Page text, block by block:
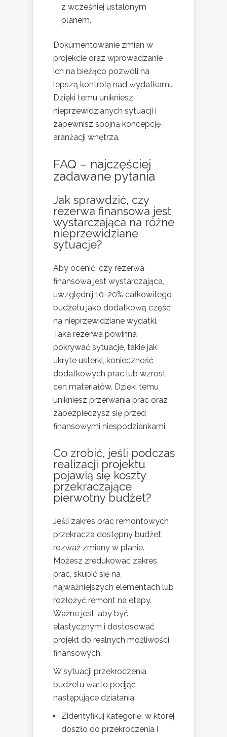
z wcześniej ustalonym
planem.
Dokumentowanie zmian w
projekcie oraz wprowadzanie
ich na bieżąco pozwoli na
lepszą kontrolę nad wydatkami.
Dzięki temu unikniesz
nieprzewidzianych sytuacji i
zapewnisz spójną koncepcję
aranżacji wnętrza.
FAQ – najczęściej
zadawane pytania
Jak sprawdzić, czy
rezerwa finansowa jest
wystarczająca na różne
nieprzewidziane
sytuacje?
Aby ocenić, czy rezerwa
finansowa jest wystarczająca,
uwzględnij 10-20% całkowitego
budżetu jako dodatkową część
na nieprzewidziane wydatki.
Taka rezerwa powinna
pokrywać sytuacje, takie jak
ukryte usterki, konieczność
dodatkowych prac lub wzrost
cen materiałów. Dzięki temu
unikniesz przerwania prac oraz
zabezpieczysz się przed
finansowymi niespodziankami.
Co zrobić, jeśli podczas
realizacji projektu
pojawią się koszty
przekraczające
pierwotny budżet?
Jeśli zakres prac remontowych
przekracza dostępny budżet,
rozważ zmiany w planie.
Możesz zredukować zakres
prac, skupić się na
najważniejszych elementach lub
rozłożyć remont na etapy.
Ważne jest, aby być
elastycznym i dostosować
projekt do realnych możliwości
finansowych.
W sytuacji przekroczenia
budżetu warto podjąć
następujące działania:
Zidentyfikuj kategorię, w której
doszło do przekroczenia i